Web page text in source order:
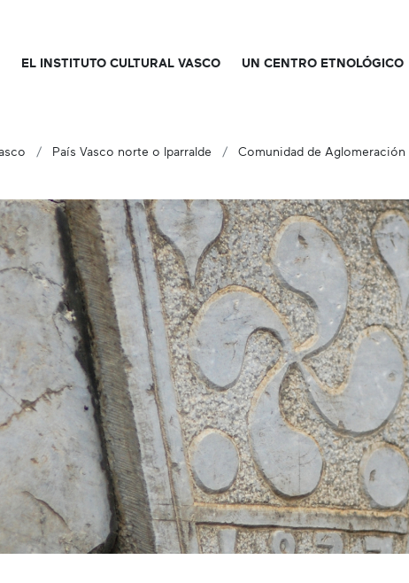
EL INSTITUTO CULTURAL VASCO UN CENTRO ETNOLÓGICO
País Vasco norte o Iparralde Comunidad de